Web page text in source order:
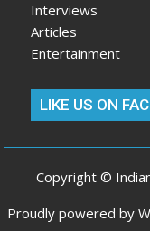
Interviews
Articles
Entertainment
LIKE US ON
Copyright ©
Proudly powered by